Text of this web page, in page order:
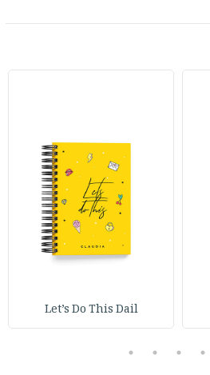
Let’s Do This Dail
2
3
4
5